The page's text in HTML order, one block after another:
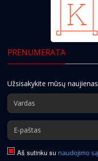
PRENUMERATA
Užsisakykite mūsų naujienas
Aš sutinku su naudojimo